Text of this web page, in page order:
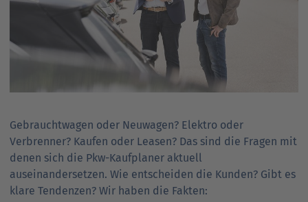
Gebrauchtwagen oder Neuwagen? Elektro oder
Verbrenner? Kaufen oder Leasen? Das sind die Fragen mit
denen sich die Pkw-Kaufplaner aktuell
auseinandersetzen. Wie entscheiden die Kunden? Gibt es
klare Tendenzen? Wir haben die Fakten: